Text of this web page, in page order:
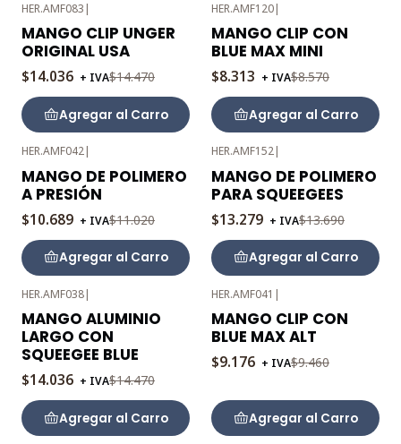
-3%
OFF
HER.AMF083 |
MANGO CLIP UNGER
ORIGINAL USA
$14.036 + IVA$14.470
Agregar al Carro
-3%
OFF
HER.AMF120|
MANGO CLIP CON
BLUE MAX MINI
$8.313 + IVA$8.570
Agregar al Carro
-3%
OFF
HER.AMF042|
MANGO DE POLIMERO
A PRESIÓN
$10.689 + IVA$11.020
Agregar al Carro
-3%
OFF
HER.AMF152|
MANGO DE POLIMERO
PARA SQUEEGEES
$13.279 + IVA$13.690
Agregar al Carro
-3%
OFF
HER.AMF038|
MANGO ALUMINIO
LARGO CON
SQUEEGEE BLUE
$14.036 + IVA$14.470
Agregar al Carro
-3%
OFF
HER.AMF041 |
MANGO CLIP CON
BLUE MAX ALT
$9.176 + IVA$9.460
Agregar al Carro